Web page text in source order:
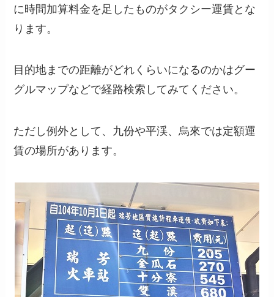
に時間加算料金を足したものがタクシー運賃とな
ります。
目的地までの距離がどれくらいになるのかはグー
グルマップなどで経路検索してみてください。
ただし例外として、九份や平渓、烏來では定額運
賃の場所があります。